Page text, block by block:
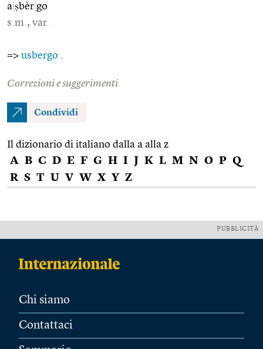
a ṣbèr go
s.m., var.
=> usbergo
Correzioni e suggerimenti
Condividi
Il dizionario di italiano dalla a alla z
A B C D E F G H I J K L M N O P Q
R S T U V W X Y Z
PUBBLICITÀ
Chi siamo
Contattaci